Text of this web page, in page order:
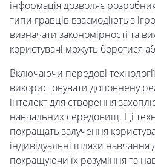
інформація дозволяє
типи гравців взаємодіють з
визначати закономірності та
користувачі можуть боротися
Включаючи передові
використовувати доповнену
інтелект для створення
навчальних середовищ. Ці
покращать залучення
індивідуальні шляхи
покращуючи їх розуміння та